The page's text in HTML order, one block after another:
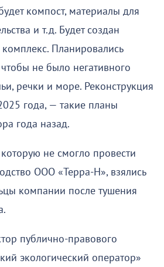
компост, материалы для
и т.д. Будет создан
Планировались
не было негативного
речки и море. Реконструкция
года, — такие планы
года назад.
не смогло провести
ООО «Терра-Н», взялись
компании после тушения
публично-правового
экологический оператор»